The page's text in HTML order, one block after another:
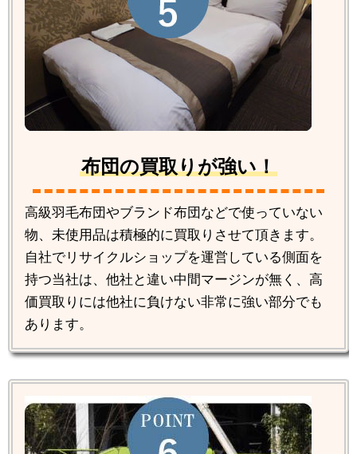
布団の買取りが強い！
高級羽毛布団やブランド布団などで使っていない
物、未使用品は積極的に買取りさせて頂きます。
自社でリサイクルショップを運営している側面を
持つ当社は、他社と違い中間マージンが無く、高
価買取りには他社に負けない非常に強い部分でも
あります。